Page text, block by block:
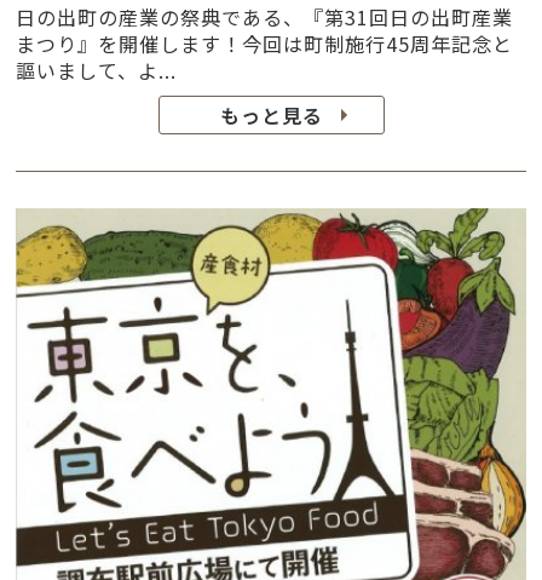
日の出町の産業の祭典である、『第31回日の出町産業
まつり』を開催します！今回は町制施行45周年記念と
謳いまして、よ...
もっと見る